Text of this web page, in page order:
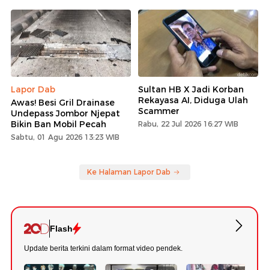
Lapor Dab
Awas! Besi Gril Drainase
Undepass Jombor Njepat
Bikin Ban Mobil Pecah
Sabtu, 01 Agu 2026 13:23 WIB
Sultan HB X Jadi Korban
Rekayasa AI, Diduga Ulah
Scammer
Rabu, 22 Jul 2026 16:27 WIB
Ke Halaman Lapor Dab
Flash
Update berita terkini dalam format video pendek.